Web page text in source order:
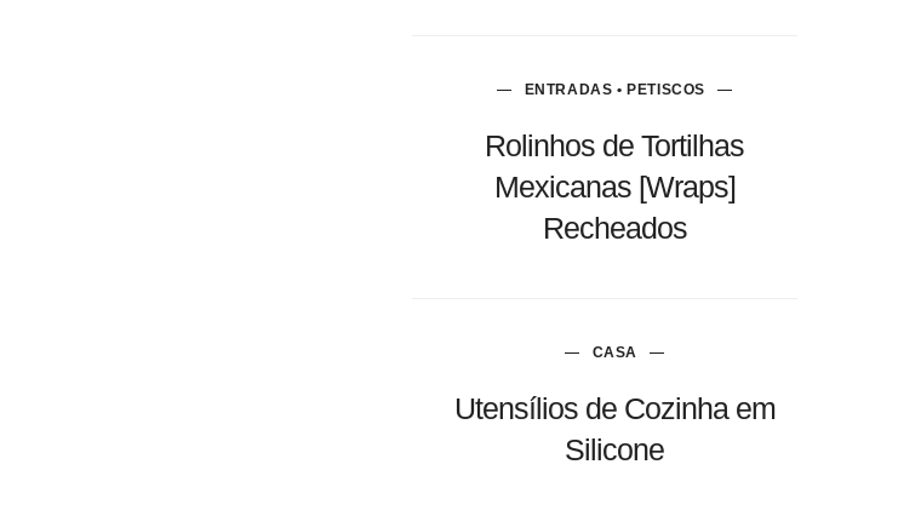
ENTRADAS • PETISCOS
Rolinhos de Tortilhas
Mexicanas [Wraps]
Recheados
CASA
Utensílios de Cozinha em
Silicone